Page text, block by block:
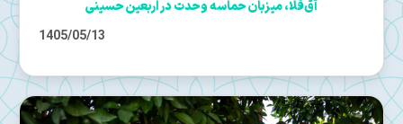
آق‌قلا، میزبان حماسه وحدت در اربعین حسینی
1405/05/13